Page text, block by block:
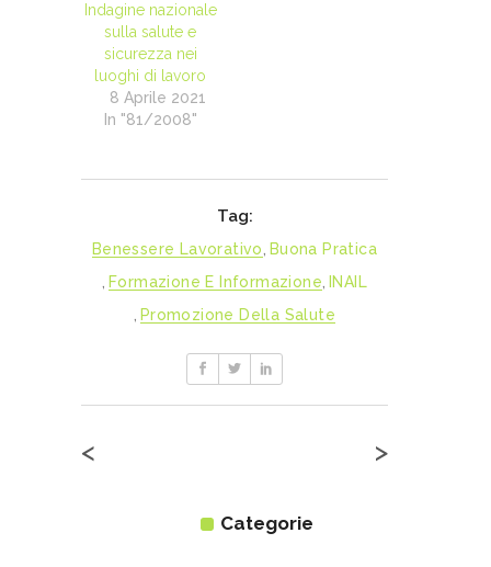
Indagine nazionale
sulla salute e
sicurezza nei
luoghi di lavoro
8 Aprile 2021
In "81/2008"
Tag:
Benessere Lavorativo, Buona Pratica
, Formazione E Informazione, INAIL
, Promozione Della Salute
< >
Categorie